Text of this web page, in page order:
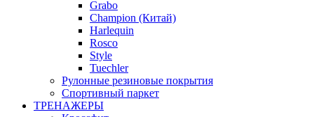
Grabo
Champion (Китай)
Harlequin
Rosco
Style
Tuechler
Рулонные резиновые покрытия
Спортивный паркет
ТРЕНАЖЕРЫ